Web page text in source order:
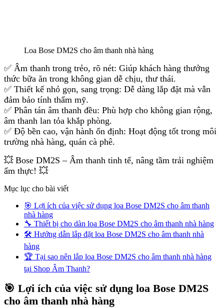
Loa Bose DM2S cho âm thanh nhà hàng
✅ Âm thanh trong trẻo, rõ nét: Giúp khách hàng thưởng
thức bữa ăn trong không gian dễ chịu, thư thái.
✅ Thiết kế nhỏ gọn, sang trọng: Dễ dàng lắp đặt mà vẫn
đảm bảo tính thẩm mỹ.
✅ Phân tán âm thanh đều: Phù hợp cho không gian rộng,
âm thanh lan tỏa khắp phòng.
✅ Độ bền cao, vận hành ổn định: Hoạt động tốt trong môi
trường nhà hàng, quán cà phê.
💥 Bose DM2S – Âm thanh tinh tế, nâng tầm trải nghiệm
ẩm thực! 💥
Mục lục cho bài viết
🎯 Lợi ích của việc sử dụng loa Bose DM2S cho âm thanh
nhà hàng
🔧 Thiết bị cho dàn loa Bose DM2S cho âm thanh nhà hàng
🛠 Hướng dẫn lắp đặt loa Bose DM2S cho âm thanh nhà
hàng
🏆 Tại sao nên lắp loa Bose DM2S cho âm thanh nhà hàng
tại Shop Âm Thanh?
🎯 Lợi ích của việc sử dụng loa Bose DM2S
cho âm thanh nhà hàng